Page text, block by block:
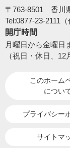
〒763-8501 香川
Tel:0877-23-2111（
開庁時間
月曜日から金曜
（祝日・休日、12
このホーム
につい
プライバシー
サイトマ